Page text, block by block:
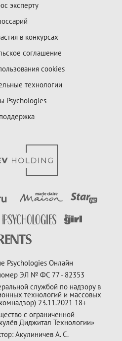
эксперту
в конкурсах
соглашение
cookies
технологии
Psychologies
Psychologies Онлайн
ЭЛ № ФС 77 - 82353
службой по надзору в
технологий и массовых
23.11.2021 18+
с ограниченной
Диджитал Технологии»
Акулиничев А. С.